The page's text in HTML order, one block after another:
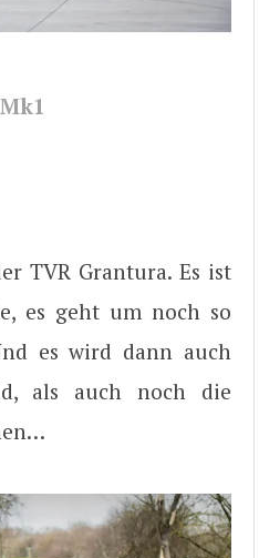
TVR Grantura. Es ist
es geht um noch so
es wird dann auch
als auch noch die